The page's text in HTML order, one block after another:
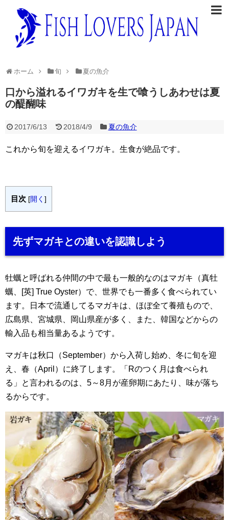
ホーム 旬 夏の魚介
口から溢れるイワガキを生で喰うしあわせは夏
の醍醐味
2017/6/13 2018/4/9 夏の魚介
これから旬を迎えるイワガキ。生食が絶品です。
目次 [開く ]
先ずマガキとの違いを認識しよう
牡蠣と呼ばれる仲間の中で最も一般的なのはマガキ（真牡
蠣、[英] True Oyster）で、世界でも一番多く食べられてい
ます。日本で流通してるマガキは、ほぼ全て養殖もので、
広島県、宮城県、岡山県産が多く、また、韓国などからの
輸入品も相当量あるようです。
マガキは秋口（September）から入荷し始め、冬に旬を迎
え、春（April）に終了します。「Rのつく月は食べられ
る」と言われるのは、5～8月が産卵期にあたり、味が落ち
るからです。